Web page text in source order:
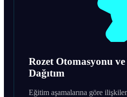
Rozet Otomasyonu
Dağıtım
Eğitim aşamalarına göre